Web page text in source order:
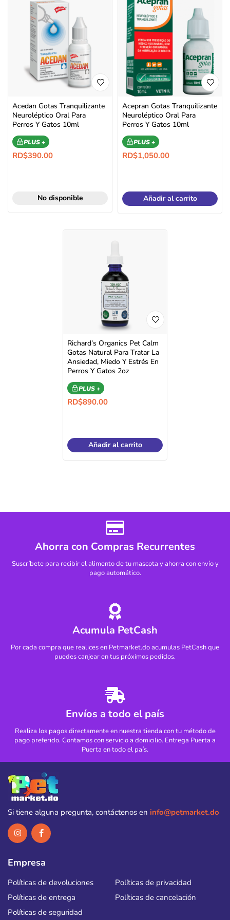
Acedan Gotas Tranquilizante
Neuroléptico Oral Para
Perros Y Gatos 10ml
PLUS +
RD$390.00
No disponible
Acepran Gotas Tranquilizante
Neuroléptico Oral Para
Perros Y Gatos 10ml
PLUS +
RD$1,050.00
Añadir al carrito
Richard’s Organics Pet Calm
Gotas Natural Para Tratar La
Ansiedad, Miedo Y Estrés En
Perros Y Gatos 2oz
PLUS +
RD$890.00
Añadir al carrito
Ahorra con Compras Recurrentes
Suscríbete para recibir el alimento de tu mascota y ahorra con envío y
pago automático.
Acumula PetCash
Por cada compra que realices en Petmarket.do acumulas PetCash que
puedes canjear en tus próximos pedidos.
Envíos a todo el país
Realiza los pagos directamente en nuestra tienda con tu método de
pago preferido. Contamos con servicio a domicilio. Entrega Puerta a
Puerta en todo el país.
Si tiene alguna pregunta, contáctenos en info@petmarket.do
Empresa
Políticas de devoluciones
Políticas de privacidad
Políticas de entrega
Políticas de cancelación
Políticas de seguridad